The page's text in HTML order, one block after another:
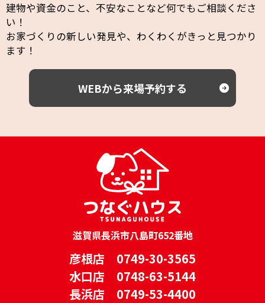
建物や資金のこと、不安なことなど何でもご相談くださ
い！
お家づくりの新しい発見や、わくわくがきっと見つかり
ます！
WEBから来場予約する
滋賀県長浜市八島町652番地
彦根店 0749-30-3565
水口店 0748-63-5144
長浜店 0749-53-4400